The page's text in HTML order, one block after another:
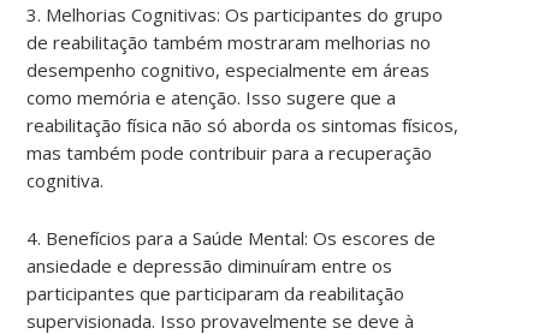
3. Melhorias Cognitivas: Os participantes do grupo
de reabilitação também mostraram melhorias no
desempenho cognitivo, especialmente em áreas
como memória e atenção. Isso sugere que a
reabilitação física não só aborda os sintomas físicos,
mas também pode contribuir para a recuperação
cognitiva.
4. Benefícios para a Saúde Mental: Os escores de
ansiedade e depressão diminuíram entre os
participantes que participaram da reabilitação
supervisionada. Isso provavelmente se deve à